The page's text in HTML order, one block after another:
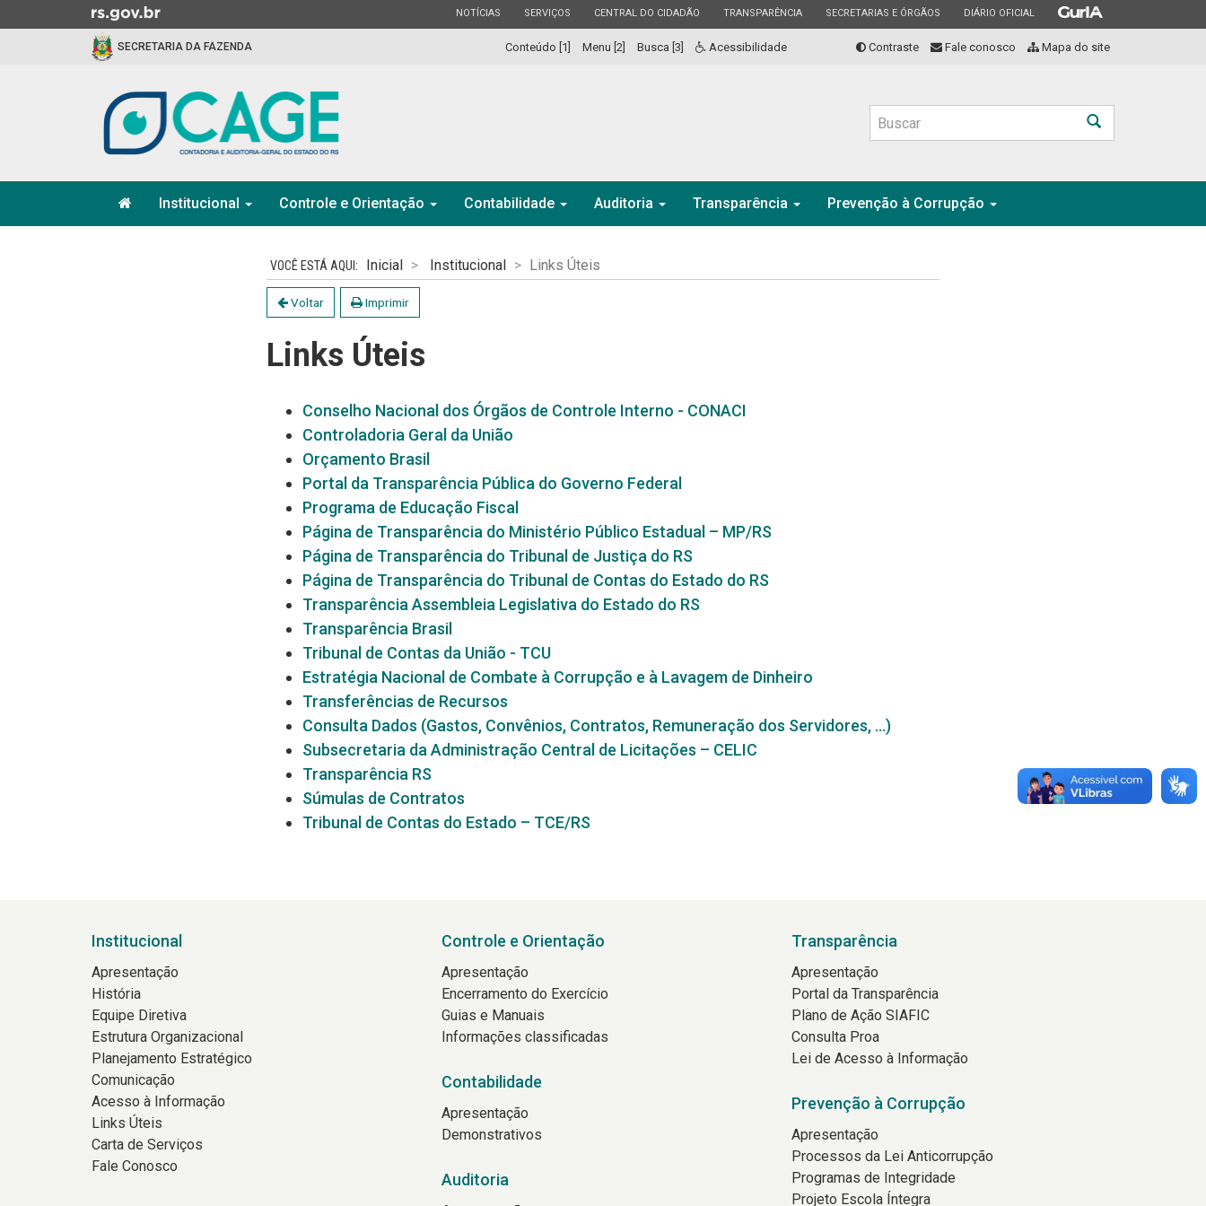
para
Ir
a
ESTADO
NOTÍCIAS ESTADO
SERVIÇOS ESTADO
CENTRAL DO CIDADÃO ESTADO
TRANSPARÊNCIA ESTADO
SECRETARIAS E ÓRGÃOS ESTADO
DIÁRIO OFICIAL ESTADO
SECRETARIA DA FAZENDA Conteúdo [1] Menu [2] Busca [3] Acessibilidade Contraste Fale conosco Mapa do site
Buscar
Institucional Controle e Orientação Contabilidade Auditoria Transparência
Prevenção à Corrupção
Inicial Institucional Links Úteis
Voltar Imprimir
Links Úteis
Conselho Nacional dos Órgãos de Controle Interno - CONACI
Controladoria Geral da União
Orçamento Brasil
Portal da Transparência Pública do Governo Federal
Programa de Educação Fiscal
Página de Transparência do Ministério Público Estadual – MP/RS
Página de Transparência do Tribunal de Justiça do RS
Página de Transparência do Tribunal de Contas do Estado do RS
Transparência Assembleia Legislativa do Estado do RS
Transparência Brasil
Tribunal de Contas da União - TCU
Estratégia Nacional de Combate à Corrupção e à Lavagem de Dinheiro
Transferências de Recursos
Consulta Dados (Gastos, Convênios, Contratos, Remuneração dos Servidores, ...)
Subsecretaria da Administração Central de Licitações – CELIC
Transparência RS
Súmulas de Contratos
Tribunal de Contas do Estado – TCE/RS
Institucional
Apresentação
História
Equipe Diretiva
Estrutura Organizacional
Planejamento Estratégico
Comunicação
Acesso à Informação
Links Úteis
Carta de Serviços
Fale Conosco
Controle e Orientação
Apresentação
Encerramento do Exercício
Guias e Manuais
Informações classificadas
Contabilidade
Apresentação
Demonstrativos
Auditoria
Transparência
Apresentação
Portal da Transparência
Plano de Ação SIAFIC
Consulta Proa
Lei de Acesso à Informação
Prevenção à Corrupção
Apresentação
Processos da Lei Anticorrupção
Programas de Integridade
Projeto Escola Íntegra